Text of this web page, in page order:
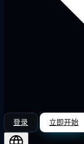
登录 立即开始